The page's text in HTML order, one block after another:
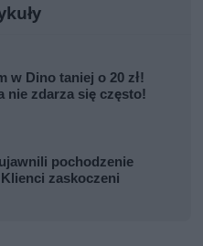
w Dino taniej o 20 zł!
nie zdarza się często!
pochodzenie
zaskoczeni